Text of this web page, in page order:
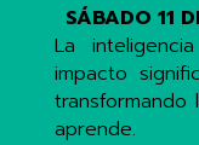
SÁBADO 11
La
impacto
aprende.